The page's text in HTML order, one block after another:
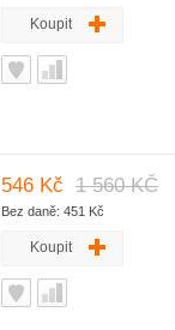
Koupit
546 Kč 1 560 KČ
Bez daně: 451 Kč
Koupit